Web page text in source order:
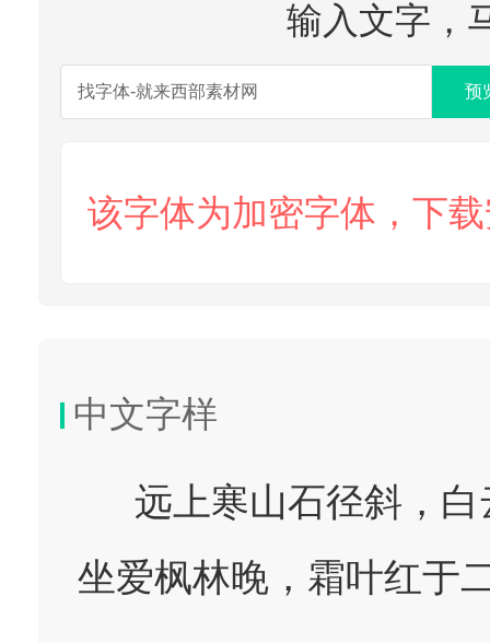
输入文字，
预
该字体为加密字体，下
中文字样
远上寒山石径斜，
坐爱枫林晚，霜叶红于